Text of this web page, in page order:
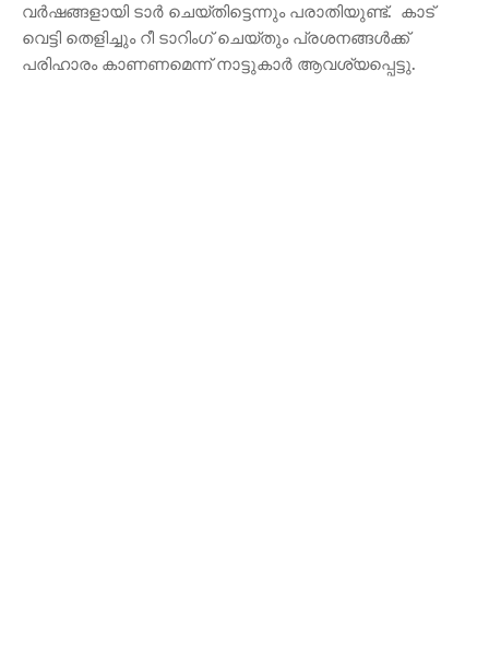
വർഷങ്ങളായി ടാർ ചെയ്തിട്ടെന്നും പരാതിയുണ്ട്. കാട്
വെട്ടി തെളിച്ചും റീ ടാറിംഗ് ചെയ്തും പ്രശനങ്ങൾക്ക്
പരിഹാരം കാണണമെന്ന് നാട്ടുകാർ ആവശ്യപ്പെട്ടു.